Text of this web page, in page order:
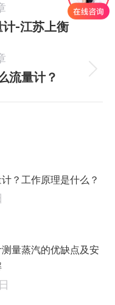
计-江苏上衡
流量计？
？工作原理是什么？
测量蒸汽的优缺点及安